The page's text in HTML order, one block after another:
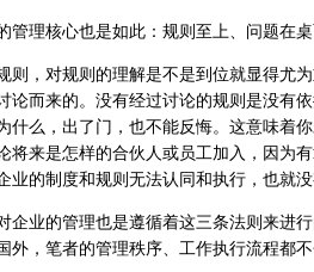
理核心也是如此：规则至上、问题在桌
，对规则的理解是不是到位就显得尤
论而来的。没有经过讨论的规则是没有
什么，出了门，也不能反悔。这意味着
将来是怎样的合伙人或员工加入，因为
业的制度和规则无法认同和执行，也就
业的管理也是遵循着这三条法则来进
外，笔者的管理秩序、工作执行流程都